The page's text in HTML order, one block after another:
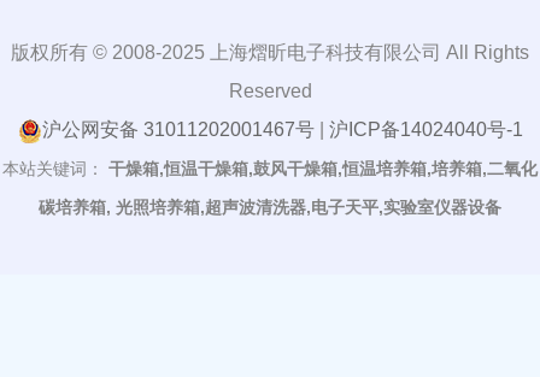
版权所有 © 2008-2025 上海熠昕电子科技有限公司 All Rights
Reserved
沪公网安备 31011202001467号| 沪ICP备14024040号-1
本站关键词：
干燥箱,恒温干燥箱,鼓风干燥箱,恒温培养箱,培养箱,二氧化
碳培养箱, 光照培养箱,超声波清洗器,电子天平,实验室仪器设备